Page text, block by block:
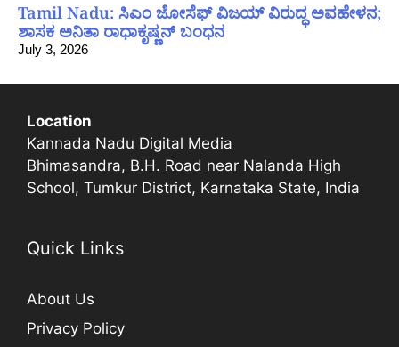
Tamil Nadu: ಸಿಎಂ ಜೋಸೆಫ್ ವಿಜಯ್ ವಿರುದ್ಧ ಅವಹೇಳನ;
ಶಾಸಕ ಅನಿತಾ ರಾಧಾಕೃಷ್ಣನ್ ಬಂಧನ
July 3, 2026
Location
Kannada Nadu Digital Media
Bhimasandra, B.H. Road near Nalanda High
School, Tumkur District, Karnataka State, India
Quick Links
About Us
Privacy Policy